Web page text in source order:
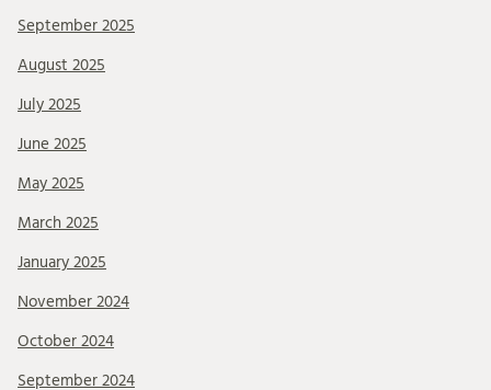
September 2025
August 2025
July 2025
June 2025
May 2025
March 2025
January 2025
November 2024
October 2024
September 2024